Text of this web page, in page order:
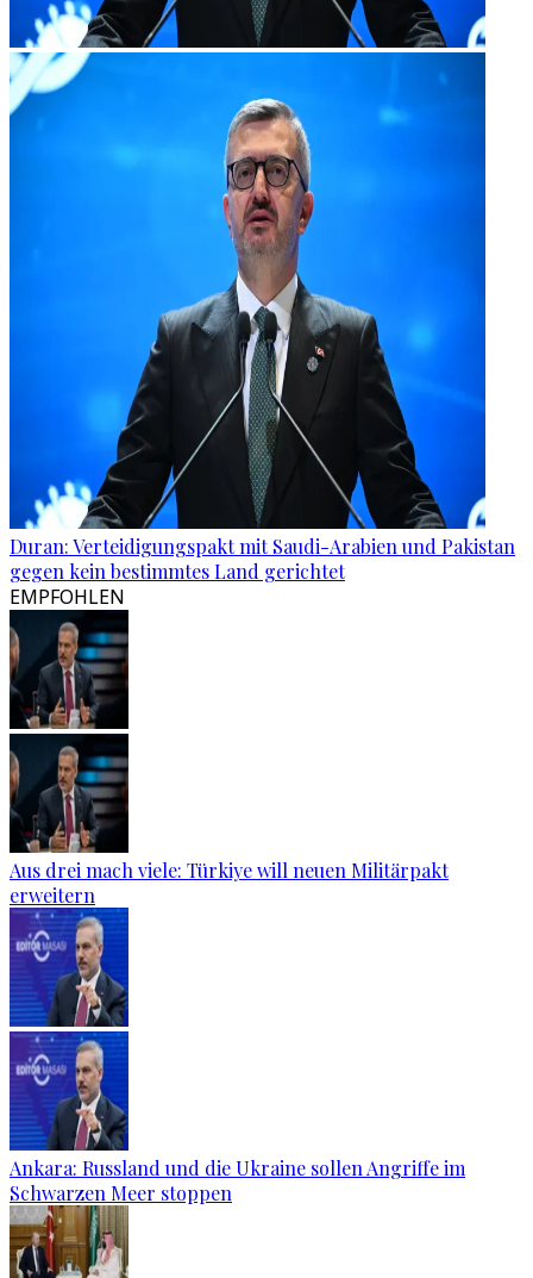
Duran: Verteidigungspakt mit Saudi-Arabien und Pakistan
gegen kein bestimmtes Land gerichtet
EMPFOHLEN
Aus drei mach viele: Türkiye will neuen Militärpakt
erweitern
Ankara: Russland und die Ukraine sollen Angriffe im
Schwarzen Meer stoppen